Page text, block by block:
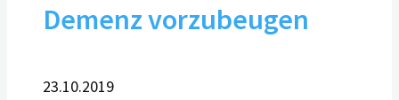
Demenz vorzubeugen
23.10.2019